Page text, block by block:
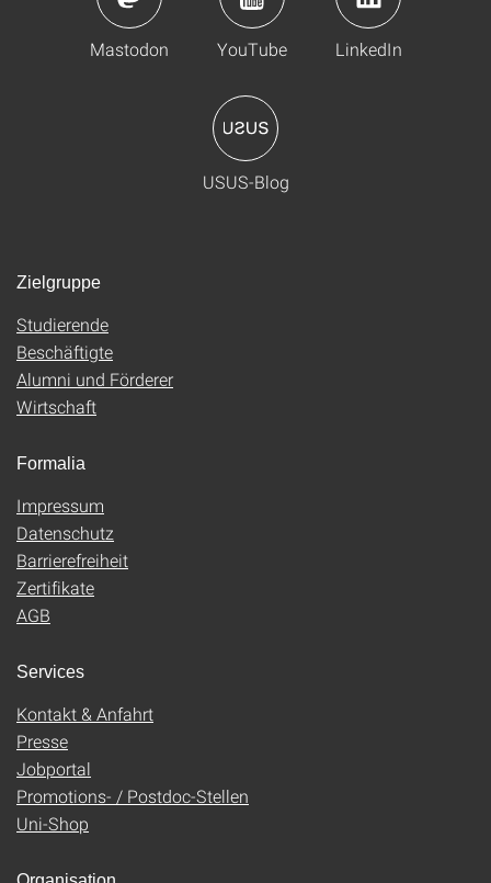
Mastodon YouTube LinkedIn
USUS-Blog
Zielgruppe
Studierende
Beschäftigte
Alumni und Förderer
Wirtschaft
Formalia
Impressum
Datenschutz
Barrierefreiheit
Zertifikate
AGB
Services
Kontakt & Anfahrt
Presse
Jobportal
Promotions- / Postdoc-Stellen
Uni-Shop